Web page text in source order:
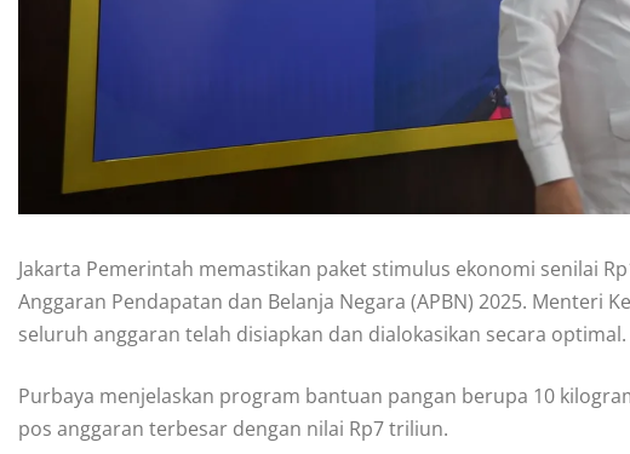
Jakarta Pemerintah memastikan paket stimulus ekonomi senilai
Anggaran Pendapatan dan Belanja Negara (APBN) 2025. Menteri
seluruh anggaran telah disiapkan dan dialokasikan secara optimal.
Purbaya menjelaskan program bantuan pangan berupa 10
pos anggaran terbesar dengan nilai Rp7 triliun.